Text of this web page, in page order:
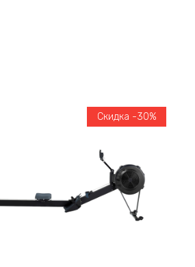
Скидка -30%